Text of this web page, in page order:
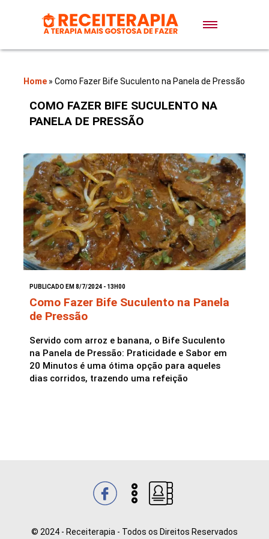
Doces e Sobremesas
Massas
Bolos
Pães
Sopas
Saladas
Home » Como Fazer Bife Suculento na Panela de Pressão
COMO FAZER BIFE SUCULENTO NA
PANELA DE PRESSÃO
PUBLICADO EM 8/7/2024 - 13H00
Como Fazer Bife Suculento na Panela
de Pressão
Servido com arroz e banana, o Bife Suculento
na Panela de Pressão: Praticidade e Sabor em
20 Minutos é uma ótima opção para aqueles
dias corridos, trazendo uma refeição
© 2024 - Receiterapia - Todos os Direitos Reservados